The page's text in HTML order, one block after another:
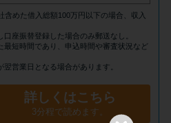
めた借入総額100万円以下の場合、収入
座振替登録した場合のみ郵送なし。
短時間であり、申込時間や審査状況など
営業日となる場合があります。
詳しくはこちら
3分程で読めます。